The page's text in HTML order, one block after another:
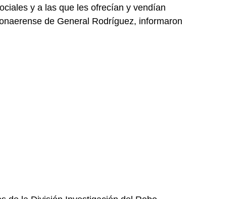
y a las que les ofrecían y vendían
de General Rodríguez, informaron